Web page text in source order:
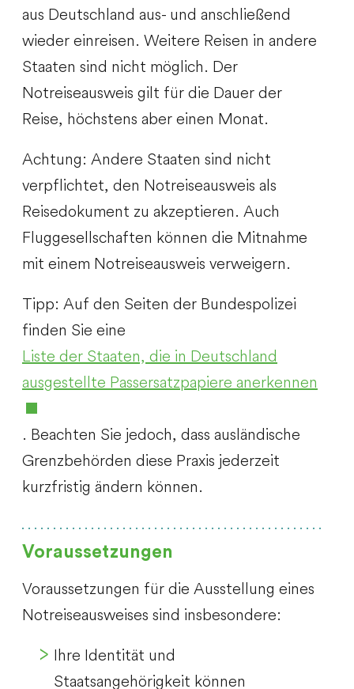
aus Deutschland aus- und anschließend
wieder einreisen. Weitere Reisen in andere
Staaten sind nicht möglich. Der
Notreiseausweis gilt für die Dauer der
Reise, höchstens aber einen Monat.
Achtung: Andere Staaten sind nicht
verpflichtet, den Notreiseausweis als
Reisedokument zu akzeptieren. Auch
Fluggesellschaften können die Mitnahme
mit einem Notreiseausweis verweigern.
Tipp: Auf den Seiten der Bundespolizei
finden Sie eine
Liste der Staaten, die in Deutschland
ausgestellte Passersatzpapiere anerkennen
. Beachten Sie jedoch, dass ausländische
Grenzbehörden diese Praxis jederzeit
kurzfristig ändern können.
Voraussetzungen
Voraussetzungen für die Ausstellung eines
Notreiseausweises sind insbesondere:
Ihre Identität und
Staatsangehörigkeit können